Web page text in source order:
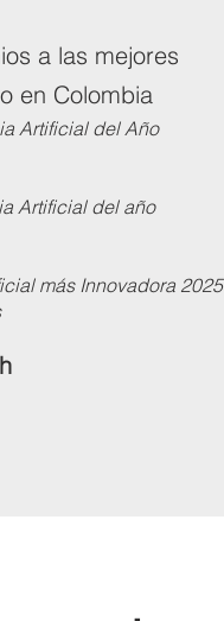
a las mejores
en Colombia
Artificial del Año
Artificial del año
más Innovadora 2025